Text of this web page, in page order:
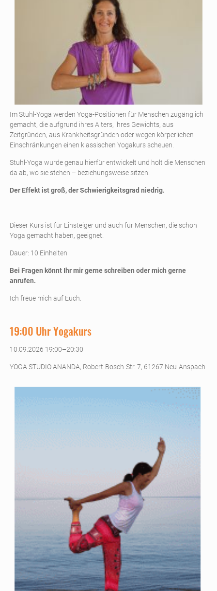
Im Stuhl-Yoga werden Yoga-Positionen für Menschen zugänglich
gemacht, die aufgrund ihres Alters, ihres Gewichts, aus
Zeitgründen, aus Krankheitsgründen oder wegen körperlichen
Einschränkungen einen klassischen Yogakurs scheuen.
Stuhl-Yoga wurde genau hierfür entwickelt und holt die Menschen
da ab, wo sie stehen – beziehungsweise sitzen.
Der Effekt ist groß, der Schwierigkeitsgrad niedrig.
Dieser Kurs ist für Einsteiger und auch für Menschen, die schon
Yoga gemacht haben, geeignet.
Dauer: 10 Einheiten
Bei Fragen könnt Ihr mir gerne schreiben oder mich gerne
anrufen.
Ich freue mich auf Euch.
19:00 Uhr Yogakurs
10.09.2026 19:00–20:30
YOGA STUDIO ANANDA, Robert-Bosch-Str. 7, 61267 Neu-Anspach